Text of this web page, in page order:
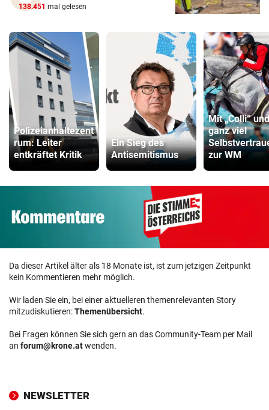
138.451 mal gelesen
Polizeianhaltezent
rum: Leiter
entkräftet Kritik
Ein Sieg des
Antisemitismus
Mit „Colli“ und
ganz viel
zur WM
Da dieser Artikel älter als 18 Monate ist, ist zum jetzigen Zeitpunkt
kein Kommentieren mehr möglich.
Wir laden Sie ein, bei einer aktuelleren themenrelevanten Story
mitzudiskutieren:Themenübersicht.
Bei Fragen können Sie sich gern an das Community-Team per Mail
an forum@krone.atwenden.
NEWSLETTER